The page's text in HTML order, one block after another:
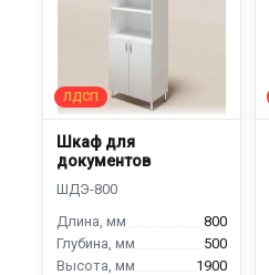
Шкаф для
документов
800
500
1900